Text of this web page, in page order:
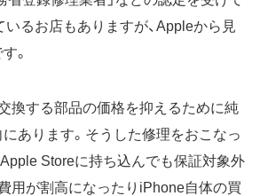
るお店もありますが、Appleから見
。
換する部品の価格を抑えるために純
あります。そうした修理をおこなっ
Storeに持ち込んでも保証対象外
用が割高になったりiPhone自体の買